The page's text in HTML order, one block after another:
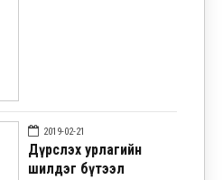
2019-02-21
Дүрслэх урлагийн
шилдэг бүтээл